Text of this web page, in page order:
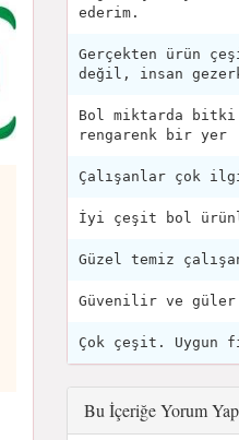
ederim.
Gerçekten ürün
değil, insan
Bol miktarda
rengarenk bir yer
Çalışanlar çok
İyi çeşit bol
Güzel temiz
Güvenilir ve güler
Çok çeşit. Uygun
Bu İçeriğe Yorum Yap